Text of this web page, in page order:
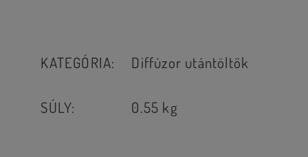
KATEGÓRIA: Diffúzor utántöltők
SÚLY: 0.55 kg